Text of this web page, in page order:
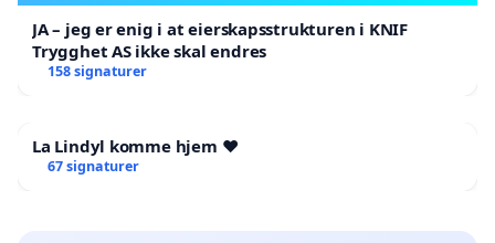
område
Birkedal, Erling, førsteamanuensis i praktisk
teologi, MF
Dahl, Per Arne, biskop em.
JA – jeg er enig i at eierskapsstrukturen i KNIF
Trygghet AS ikke skal endres
158 signaturer
La Lindyl komme hjem ❤️
67 signaturer